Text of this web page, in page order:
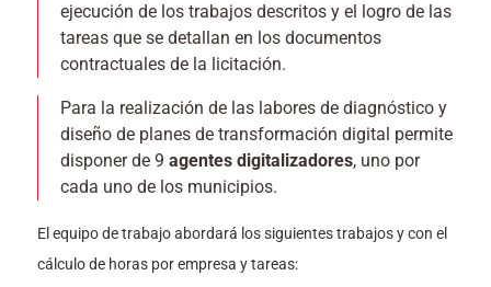
ejecución de los trabajos descritos y el logro de las
tareas que se detallan en los documentos
contractuales de la licitación.
Para la realización de las labores de diagnóstico y
diseño de planes de transformación digital permite
disponer de 9 agentes digitalizadores, uno por
cada uno de los municipios.
El equipo de trabajo abordará los siguientes trabajos y con el
cálculo de horas por empresa y tareas: